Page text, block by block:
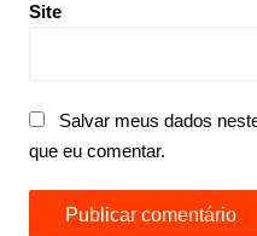
Site
Salvar meus dados
que eu comentar.